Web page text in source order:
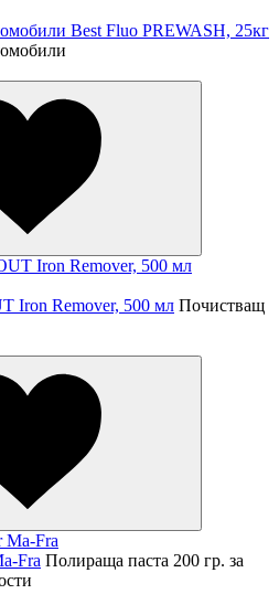
Best Fluo PREWASH, 25кг
Iron Remover, 500 мл Почистващ
Fra Полираща паста 200 гр. за